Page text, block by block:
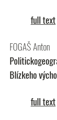
full text
FOGAŠ Anton
Blízkeho
full text